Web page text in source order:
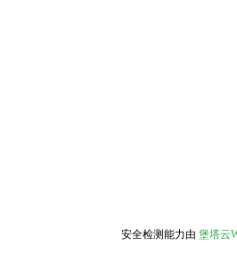
安全检测能力由 堡塔云